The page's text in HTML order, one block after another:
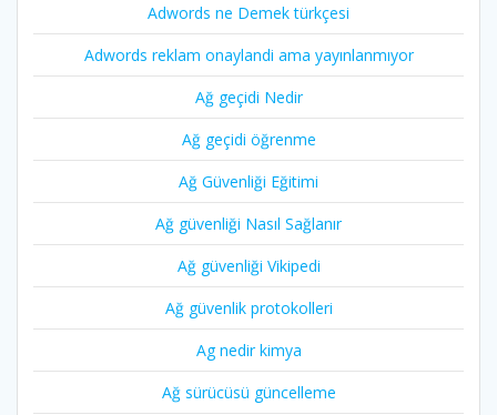
Adwords ne Demek türkçesi
Adwords reklam onaylandi ama yayınlanmıyor
Ağ geçidi Nedir
Ağ geçidi öğrenme
Ağ Güvenliği Eğitimi
Ağ güvenliği Nasıl Sağlanır
Ağ güvenliği Vikipedi
Ağ güvenlik protokolleri
Ag nedir kimya
Ağ sürücüsü güncelleme